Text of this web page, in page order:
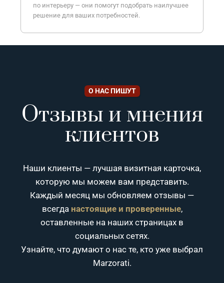
по интерьеру — они помогут подобрать наилучшее
решение для ваших потребностей.
О НАС ПИШУТ
Отзывы и мнения
клиентов
Наши клиенты — лучшая визитная карточка,
которую мы можем вам представить.
Каждый месяц мы обновляем отзывы —
всегда настоящие и проверенные,
оставленные на наших страницах в
социальных сетях.
Узнайте, что думают о нас те, кто уже выбрал
Marzorati.